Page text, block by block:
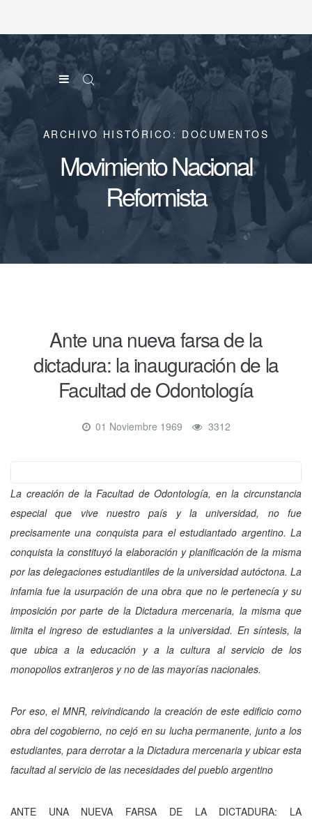
ARCHIVO HISTÓRICO: DOCUMENTOS
Movimiento Nacional
Reformista
Ante una nueva farsa de la
dictadura: la inauguración de la
Facultad de Odontología
01 Noviembre 1969 3312
La creación de la Facultad de Odontología, en la circunstancia
especial que vive nuestro país y la universidad, no fue
precisamente una conquista para el estudiantado argentino. La
conquista la constituyó la elaboración y planificación de la misma
por las delegaciones estudiantiles de la universidad autóctona. La
infamia fue la usurpación de una obra que no le pertenecía y su
imposición por parte de la Dictadura mercenaria, la misma que
limita el ingreso de estudiantes a la universidad. En síntesis, la
que ubica a la educación y a la cultura al servicio de los
monopolios extranjeros y no de las mayorías nacionales.
Por eso, el MNR, reivindicando la creación de este edificio como
obra del cogobierno, no cejó en su lucha permanente, junto a los
estudiantes, para derrotar a la Dictadura mercenaria y ubicar esta
facultad al servicio de las necesidades del pueblo argentino
ANTE UNA NUEVA FARSA DE LA DICTADURA: LA